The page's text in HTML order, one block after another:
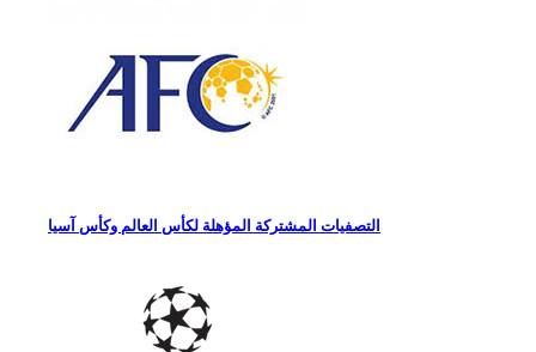
التصفيات المشتركة المؤهلة لكأس العالم وكأس آسيا